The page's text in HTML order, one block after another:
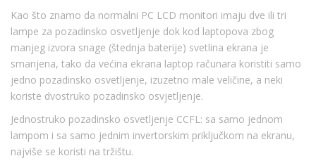
Kao što znamo da normalni PC LCD monitori imaju dve ili tri
lampe za pozadinsko osvetljenje dok kod laptopova zbog
manjeg izvora snage (štednja baterije) svetlina ekrana je
smanjena, tako da većina ekrana laptop računara koristiti samo
jedno pozadinsko osvetljenje, izuzetno male veličine, a neki
koriste dvostruko pozadinsko osvjetljenje.
Jednostruko pozadinsko osvetljenje CCFL: sa samo jednom
lampom i sa samo jednim invertorskim priključkom na ekranu,
najviše se koristi na tržištu.